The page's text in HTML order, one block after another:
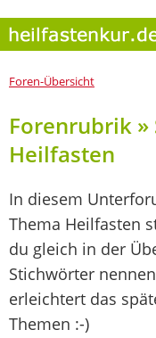
Foren-Übersicht
Forenrubrik »
Heilfasten
In diesem
Thema Heilfasten
du gleich in der
Stichwörter
erleichtert das
Themen :-)